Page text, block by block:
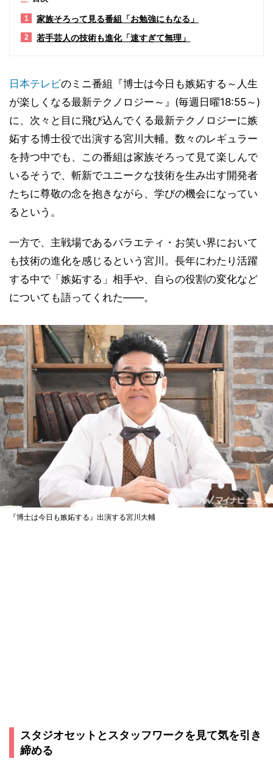
1 家族そろって見る番組「お勉強にもなる」
2 若手芸人の技術も進化「速すぎて無理」
日本テレビのミニ番組『博士は今日も嫉妬する～人生
が楽しくなる最新テクノロジー～』(毎週日曜18:55～)
に、次々と目に飛び込んでくる最新テクノロジーに嫉
妬する博士役で出演する宮川大輔。数々のレギュラー
を持つ中でも、この番組は家族そろって見て楽しんで
いるそうで、斬新でユニークな技術を生み出す開発者
たちに尊敬の念を抱きながら、学びの機会になってい
るという。
一方で、主戦場であるバラエティ・お笑い界において
も技術の進化を感じるという宮川。長年にわたり活躍
する中で「嫉妬する」相手や、自らの役割の変化など
についても語ってくれた――。
『博士は今日も嫉妬する』出演する宮川大輔
スタジオセットとスタッフワークを見て気を引き
締める